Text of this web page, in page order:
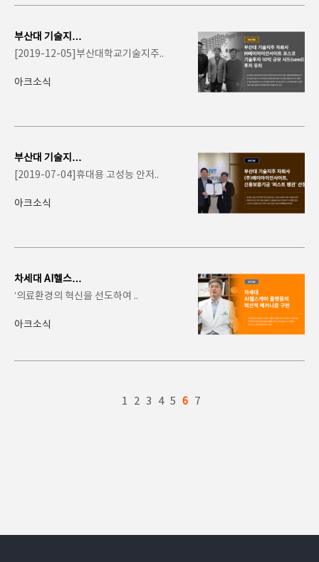
부산대 기술지주
자회사 ㈜에이아
이인사이트 포스
코기..
[2019-12-05]부산대학교기술지주..
아크소식
부산대 기술지주
자회사 (주)에이
아이인사이트, 신
용..
[2019-07-04]휴대용 고성능 안저..
아크소식
차세대 AI헬스케
어 플랫폼의 혁신
‘의료환경의 혁신을 선도하여 ..
아크소식
1 2 3 4 5 6 7